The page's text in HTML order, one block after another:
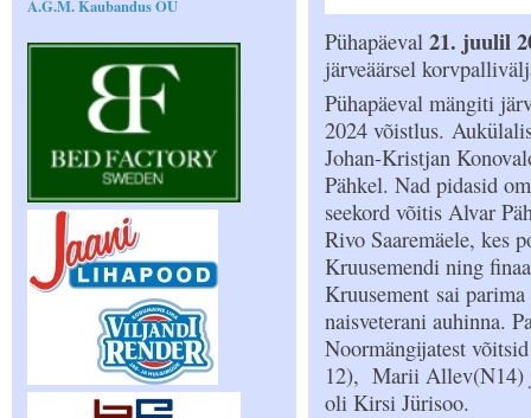
A.G.M. Kaubandus OÜ
Pühapäeval 21. juulil
järveäärsel
Pühapäeval mängiti
2024 võistlus.
Johan-Kristjan
Pähkel. Nad pidasid
seekord võitis Alvar
Rivo Saaremäele, kes
Kruusemendi ning
Kruusement sai
naisveterani auhinna.
Noormängijatest
12), Marii Allev(N14)
oli Kirsi Jürisoo.